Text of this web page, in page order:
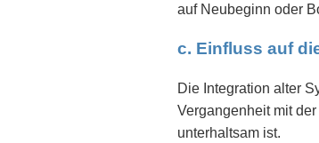
auf Neubeginn oder
c. Einfluss auf
Die Integration alter
Vergangenheit mit
unterhaltsam ist.